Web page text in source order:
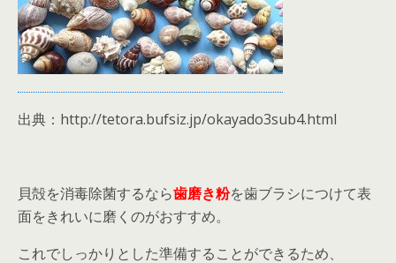
出典：http://tetora.bufsiz.jp/okayado3sub4.html
貝殻を消毒除菌するなら歯磨き粉を歯ブラシにつけて表
面をきれいに磨くのがおすすめ。
これでしっかりとした準備することができるため、